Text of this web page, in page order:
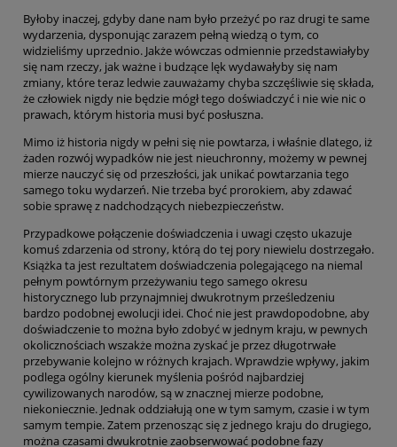
Byłoby inaczej, gdyby dane nam było przeżyć po raz drugi te same
wydarzenia, dysponując zarazem pełną wiedzą o tym, co
widzieliśmy uprzednio. Jakże wówczas odmiennie przedstawiałyby
się nam rzeczy, jak ważne i budzące lęk wydawałyby się nam
zmiany, które teraz ledwie zauważamy chyba szczęśliwie się składa,
że człowiek nigdy nie będzie mógł tego doświadczyć i nie wie nic o
prawach, którym historia musi być posłuszna.
Mimo iż historia nigdy w pełni się nie powtarza, i właśnie dlatego, iż
żaden rozwój wypadków nie jest nieuchronny, możemy w pewnej
mierze nauczyć się od przeszłości, jak unikać powtarzania tego
samego toku wydarzeń. Nie trzeba być prorokiem, aby zdawać
sobie sprawę z nadchodzących niebezpieczeństw.
Przypadkowe połączenie doświadczenia i uwagi często ukazuje
komuś zdarzenia od strony, którą do tej pory niewielu dostrzegało.
Książka ta jest rezultatem doświadczenia polegającego na niemal
pełnym powtórnym przeżywaniu tego samego okresu
historycznego lub przynajmniej dwukrotnym prześledzeniu
bardzo podobnej ewolucji idei. Choć nie jest prawdopodobne, aby
doświadczenie to można było zdobyć w jednym kraju, w pewnych
okolicznościach wszakże można zyskać je przez długotrwałe
przebywanie kolejno w różnych krajach. Wprawdzie wpływy, jakim
podlega ogólny kierunek myślenia pośród najbardziej
cywilizowanych narodów, są w znacznej mierze podobne,
niekoniecznie. Jednak oddziałują one w tym samym, czasie i w tym
samym tempie. Zatem przenosząc się z jednego kraju do drugiego,
można czasami dwukrotnie zaobserwować podobne fazy